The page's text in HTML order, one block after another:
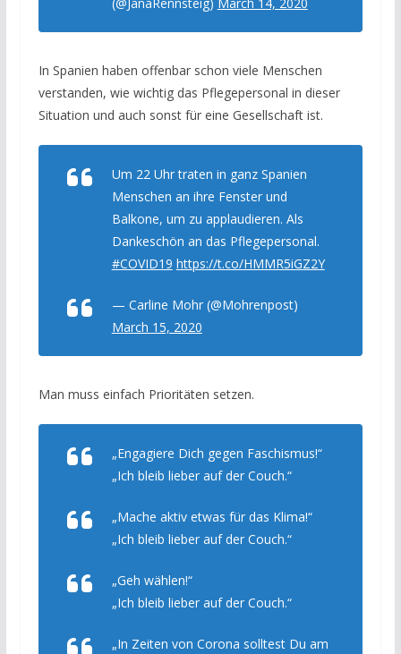
(@JanaRennsteig) March 14, 2020
In Spanien haben offenbar schon viele Menschen
verstanden, wie wichtig das Pflegepersonal in dieser
Situation und auch sonst für eine Gesellschaft ist.
Um 22 Uhr traten in ganz Spanien
Menschen an ihre Fenster und
Balkone, um zu applaudieren. Als
Dankeschön an das Pflegepersonal.
#COVID19 https://t.co/HMMR5iGZ2Y
— Carline Mohr (@Mohrenpost)
March 15, 2020
Man muss einfach Prioritäten setzen.
„Engagiere Dich gegen Faschismus!“
„Ich bleib lieber auf der Couch.“
„Mache aktiv etwas für das Klima!“
„Ich bleib lieber auf der Couch.“
„Geh wählen!“
„Ich bleib lieber auf der Couch.“
„In Zeiten von Corona solltest Du am